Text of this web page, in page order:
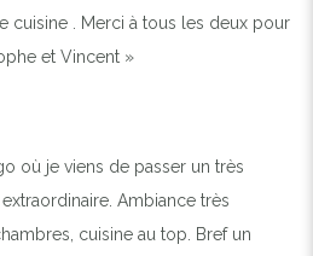
cuisine . Merci à tous les deux pour
et Vincent »
où je viens de passer un très
Ambiance très
cuisine au top. Bref un